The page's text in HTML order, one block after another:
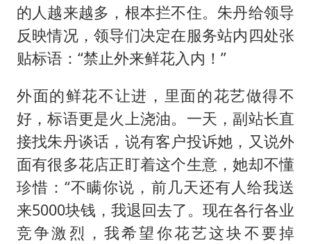
的人越来越多，根本拦不住。朱丹给领导
反映情况，领导们决定在服务站内四处张
贴标语：“禁止外来鲜花入内！”
外面的鲜花不让进，里面的花艺做得不
好，标语更是火上浇油。一天，副站长直
接找朱丹谈话，说有客户投诉她，又说外
面有很多花店正盯着这个生意，她却不懂
珍惜：“不瞒你说，前几天还有人给我送
来5000块钱，我退回去了。现在各行各业
竞争激烈，我希望你花艺这块不要掉